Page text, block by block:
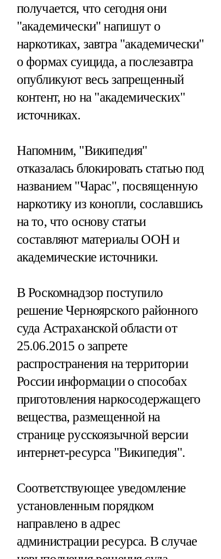
получается, что сегодня они
"академически" напишут о
наркотиках, завтра "академически"
о формах суицида, а послезавтра
опубликуют весь запрещенный
контент, но на "академических"
источниках.
Напомним, "Википедия"
отказалась блокировать статью под
названием "Чарас", посвященную
наркотику из конопли, сославшись
на то, что основу статьи
составляют материалы ООН и
академические источники.
В Роскомнадзор поступило
решение Черноярского районного
суда Астраханской области от
25.06.2015 о запрете
распространения на территории
России информации о способах
приготовления наркосодержащего
вещества, размещенной на
странице русскоязычной версии
интернет-ресурса "Википедия".
Соответствующее уведомление
установленным порядком
направлено в адрес
администрации ресурса. В случае